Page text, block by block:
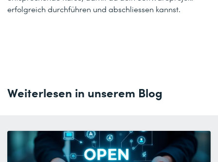
erfolgreich durchführen und abschliessen kannst.
Weiterlesen in unserem Blog